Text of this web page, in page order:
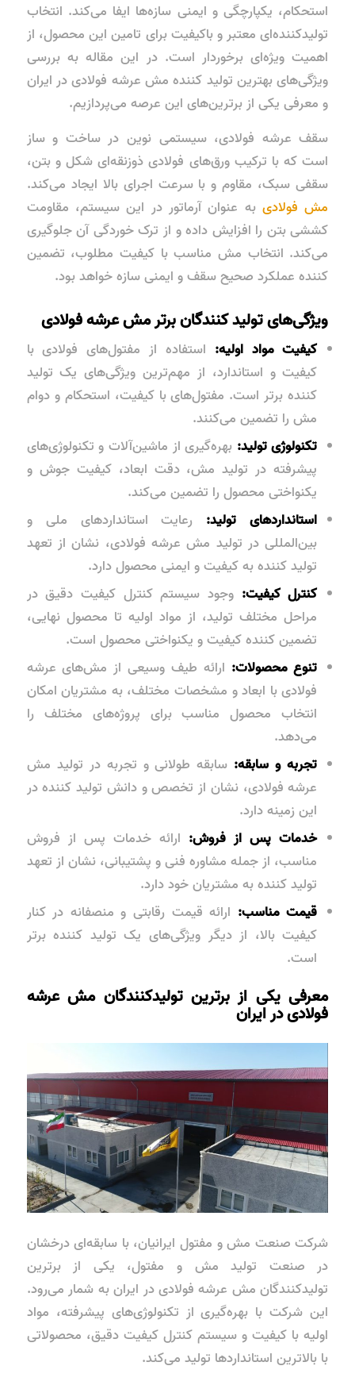
استحکام، یکپارچگی و ایمنی سازه‌ها ایفا می‌کند. انتخاب
تولیدکننده‌ای معتبر و باکیفیت برای تامین این محصول، از
اهمیت ویژه‌ای برخوردار است. در این مقاله به بررسی
ویژگی‌های بهترین تولید کننده مش عرشه فولادی در ایران
و معرفی یکی از برترین‌های این عرصه می‌پردازیم.
سقف عرشه فولادی، سیستمی نوین در ساخت و ساز
است که با ترکیب ورق‌های فولادی ذوزنقه‌ای شکل و بتن،
سقفی سبک، مقاوم و با سرعت اجرای بالا ایجاد می‌کند.
مش فولادیبه عنوان آرماتور در این سیستم، مقاومت
کششی بتن را افزایش داده و از ترک خوردگی آن جلوگیری
می‌کند. انتخاب مش مناسب با کیفیت مطلوب، تضمین
کننده عملکرد صحیح سقف و ایمنی سازه خواهد بود.
ویژگی‌های تولید کنندگان برتر مش عرشه فولادی
کیفیت مواد اولیه: استفاده از مفتول‌های فولادی با
کیفیت و استاندارد، از مهم‌ترین ویژگی‌های یک تولید
کننده برتر است. مفتول‌های با کیفیت، استحکام و دوام
مش را تضمین می‌کنند.
تکنولوژی تولید: بهره‌گیری از ماشین‌آلات و تکنولوژی‌های
پیشرفته در تولید مش، دقت ابعاد، کیفیت جوش و
یکنواختی محصول را تضمین می‌کند.
استانداردهای تولید: رعایت استانداردهای ملی و
بین‌المللی در تولید مش عرشه فولادی، نشان از تعهد
تولید کننده به کیفیت و ایمنی محصول دارد.
کنترل کیفیت: وجود سیستم کنترل کیفیت دقیق در
مراحل مختلف تولید، از مواد اولیه تا محصول نهایی،
تضمین کننده کیفیت و یکنواختی محصول است.
تنوع محصولات: ارائه طیف وسیعی از مش‌های عرشه
فولادی با ابعاد و مشخصات مختلف، به مشتریان امکان
انتخاب محصول مناسب برای پروژه‌های مختلف را
می‌دهد.
تجربه و سابقه: سابقه طولانی و تجربه در تولید مش
عرشه فولادی، نشان از تخصص و دانش تولید کننده در
این زمینه دارد.
خدمات پس از فروش: ارائه خدمات پس از فروش
مناسب، از جمله مشاوره فنی و پشتیبانی، نشان از تعهد
تولید کننده به مشتریان خود دارد.
قیمت مناسب: ارائه قیمت رقابتی و منصفانه در کنار
کیفیت بالا، از دیگر ویژگی‌های یک تولید کننده برتر
است.
معرفی یکی از برترین تولیدکنندگان مش عرشه
فولادی در ایران
شرکت صنعت مش و مفتول ایرانیان، با سابقه‌ای درخشان
در صنعت تولید مش و مفتول، یکی از برترین
تولیدکنندگان مش عرشه فولادی در ایران به شمار می‌رود.
این شرکت با بهره‌گیری از تکنولوژی‌های پیشرفته، مواد
اولیه با کیفیت و سیستم کنترل کیفیت دقیق، محصولاتی
با بالاترین استانداردها تولید می‌کند.